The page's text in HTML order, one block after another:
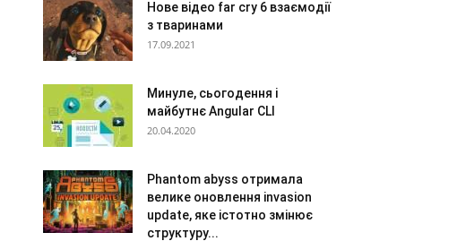
Нове відео far cry 6 взаємодії
з тваринами
17.09.2021
Минуле, сьогодення і
майбутнє Angular CLI
20.04.2020
Phantom abyss отримала
велике оновлення invasion
update, яке істотно змінює
структуру...